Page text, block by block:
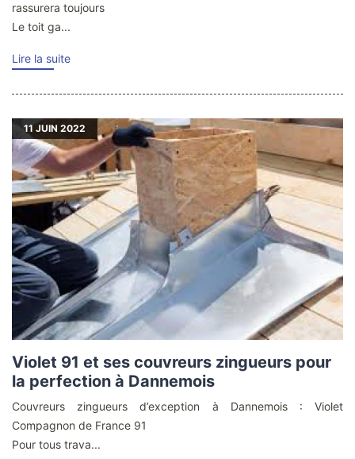
rassurera toujours
Le toit ga...
Lire la suite
11 JUIN 2022
Violet 91 et ses couvreurs zingueurs pour
la perfection à Dannemois
Couvreurs zingueurs d’exception à Dannemois : Violet
Compagnon de France 91
Pour tous trava...